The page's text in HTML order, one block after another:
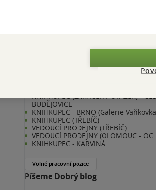
knih
KNIHKUPEC (ZKRÁCENÝ ÚVAZEK) -
BUDĚJOVICE
KNIHKUPEC - BRNO (Galerie
KNIHKUPEC (TŘEBÍČ)
VEDOUCÍ PRODEJNY (TŘEBÍČ)
VEDOUCÍ PRODEJNY (OLOMOUC - OC
KNIHKUPEC - KARVINÁ
Volné pracovní pozice
Píšeme Dobrý blog